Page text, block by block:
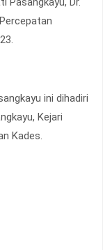
ini dihadiri
Kejari
Kades.